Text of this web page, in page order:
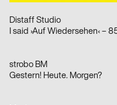
Distaff Studio
strobo BM
Gestern! Heute. Morgen?